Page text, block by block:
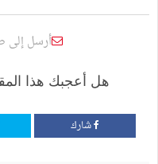
أرسل إلى
هل أعجبك هذا
شارك